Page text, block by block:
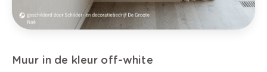
Muur in de kleur off-white